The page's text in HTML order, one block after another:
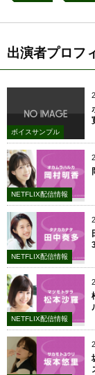
出演者プロフ
ボイスサンプル
NETFLIX配信情報
NETFLIX配信情報
NETFLIX配信情報